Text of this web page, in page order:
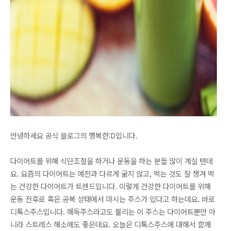
안녕하세요 공식 블로그의 행복한:D입니다.
다이어트를 위해 식단조절을 하거나 운동을 하는 분들 많이 계실 텐데
요. 요즘의 다이어트는 예전과 다르게 굶지 않고, 먹는 것도 잘 챙겨 먹
는 건강한 다이어트가 트렌드입니다. 이렇게 건강한 다이어트를 위해
운동 전후로 혹은 공복 상태에서 마시는 주스가 있다고 하는데요. 바로
디톡스주스입니다. 해독주스라고도 불리는 이 주스는 다이어트뿐만 아
니라 스트레스 해소에도 좋은데요. 오늘은 디톡스주스에 대해서 함께